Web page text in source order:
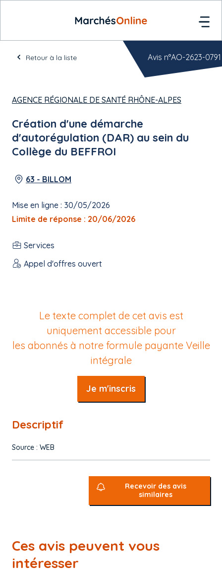
Retour à la liste
AGENCE RÉGIONALE DE SANTÉ RHÔNE-ALPES
Création d'une démarche
d'autorégulation (DAR) au sein du
Collège du BEFFROI
63 - BILLOM
Mise en ligne : 30/05/2026
Limite de réponse : 20/06/2026
Services
Appel d'offres ouvert
Avis n°AO-2623-0791
Le texte complet de cet avis est
uniquement accessible pour
les abonnés à notre formule payante Veille
intégrale
Je m'inscris
Descriptif
Source : WEB
Recevoir des avis
similaires
Ces avis peuvent vous
intéresser